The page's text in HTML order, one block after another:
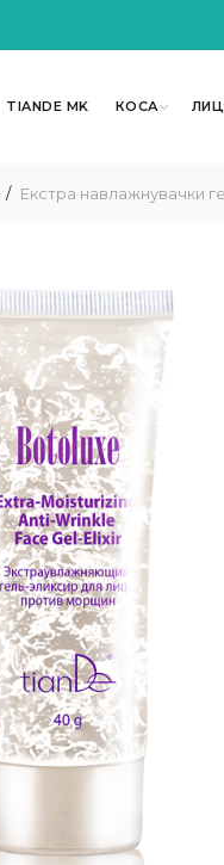
TIANDE MK КОСА
Екстра навлажнувачки